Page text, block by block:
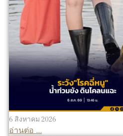
6 สิงหาคม 2026
อ่านต่อ ...